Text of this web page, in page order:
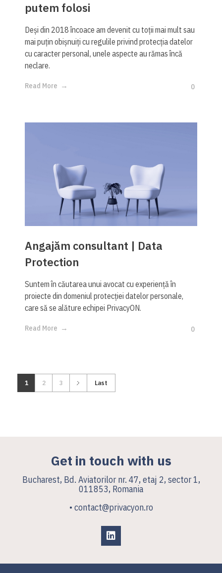
putem folosi
Deși din 2018 încoace am devenit cu toții mai mult sau
mai puțin obișnuiți cu regulile privind protecția datelor
cu caracter personal, unele aspecte au rămas încă
neclare.
Read More 0
Angajăm consultant | Data
Protection
Suntem în căutarea unui avocat cu experiență în
proiecte din domeniul protecției datelor personale,
care să se alăture echipei PrivacyON.​
Read More 0
1 2 3 Last
Get in touch with us
Bucharest, Bd. Aviatorilor nr. 47, etaj 2, sector 1,
011853, Romania
• contact@privacyon.ro